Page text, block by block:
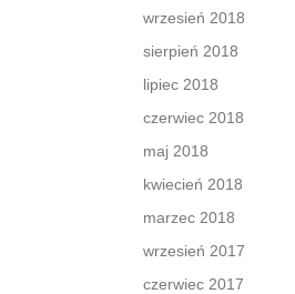
wrzesień 2018
sierpień 2018
lipiec 2018
czerwiec 2018
maj 2018
kwiecień 2018
marzec 2018
wrzesień 2017
czerwiec 2017